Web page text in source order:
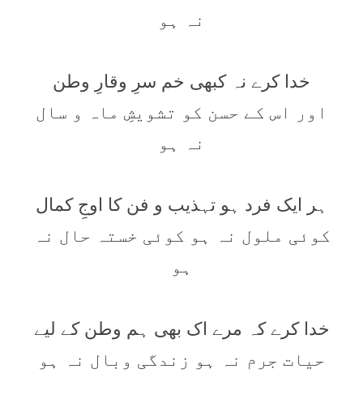
نہ ہو
خدا کرے نہ کبھی خم سرِ وقارِ وطن
اور اس کے حسن کو تشویشِ ماہ و سال
نہ ہو
ہر ایک فرد ہو تہذیب و فن کا اوجِ کمال
کوئی ملول نہ ہو کوئی خستہ حال نہ
ہو
خدا کرے کہ مرے اک بھی ہم وطن کے لیے
حیات جرم نہ ہو زندگی وبال نہ ہو